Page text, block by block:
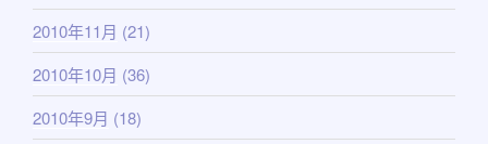
2010年11月 (21)
2010年10月 (36)
2010年9月 (18)